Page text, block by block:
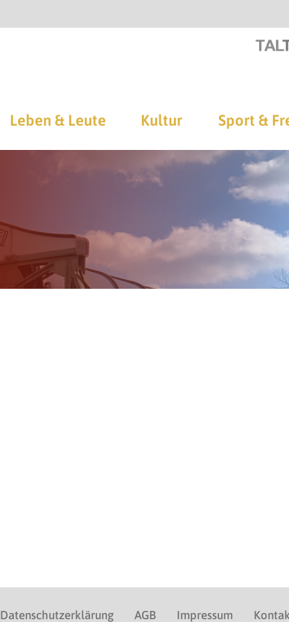
Leben & Leute Kultur Sport &
Datenschutzerklärung AGB Impressum